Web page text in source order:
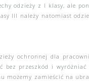
odzieży z I klasy, ale
należy natomiast
ochronnej dla
przeszkód i
zamieścić na